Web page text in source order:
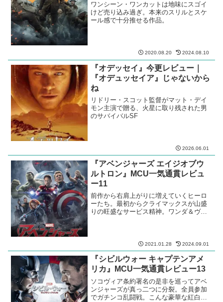
ワンシーン・ワンカットは地味にスゴイ
けど売り込み過ぎ。本来のスリルとスケ
ール感で十分推せる作品。
2020.08.20 2024.08.10
『オデッセイ』今更レビュー｜
『オデュッセイア』じゃないから
ね
リドリー・スコット監督がマット・デイ
モン主演で贈る、火星に取り残された男
のサバイバルSF
2026.06.01
『アベンジャーズ エイジオブウ
ルトロン』MCU一気通貫レビュ
ー11
前作から右肩上がりに増えていくヒーロ
ーたち。最初からクライマックスが山盛
りの旺盛なサービス精神。ワンダ＆ヴィ
2021.01.28 2024.09.01
『シビルウォー キャプテンアメ
リカ』MCU一気通貫レビュー13
ソコヴィア条約署名の是非を巡ってアベ
ンジャーズが真っ二つに分裂。全員参加
でガチンコ乱闘戦。こんな豪華な紅白